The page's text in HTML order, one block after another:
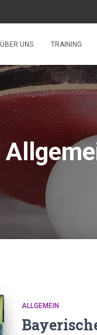
ÜBER UNS TRAINING
ALLGEMEIN